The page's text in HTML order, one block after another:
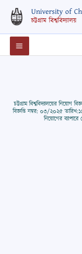
content
University of
চট্টগ্রাম বিশ্ববিদ্যালয়
চট্টগ্রাম বিশ্ববিদ্যালয়ের
বিজ্ঞপ্তি নম্বর: ০৩/২০২৫
নিয়োগের ব্যাপারে